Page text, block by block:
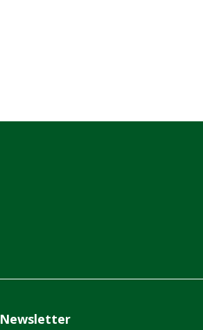
Newsletter